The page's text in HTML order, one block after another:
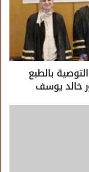
بالطبع
خالد يوسف